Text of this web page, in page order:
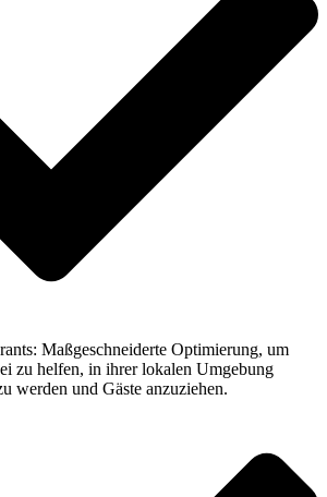
Maßgeschneiderte Optimierung, um
zu helfen, in ihrer lokalen Umgebung
werden und Gäste anzuziehen.